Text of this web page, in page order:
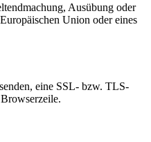
Ausübung oder
Union oder eines
eine SSL- bzw. TLS-